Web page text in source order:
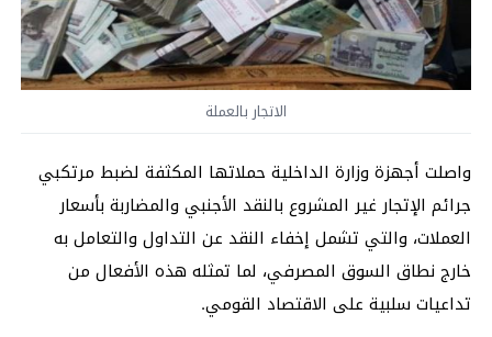
الاتجار بالعملة
واصلت أجهزة وزارة الداخلية حملاتها المكثفة لضبط مرتكبي
جرائم الإتجار غير المشروع بالنقد الأجنبي والمضاربة بأسعار
العملات، والتي تشمل إخفاء النقد عن التداول والتعامل به
خارج نطاق السوق المصرفي، لما تمثله هذه الأفعال من
تداعيات سلبية على الاقتصاد القومي.